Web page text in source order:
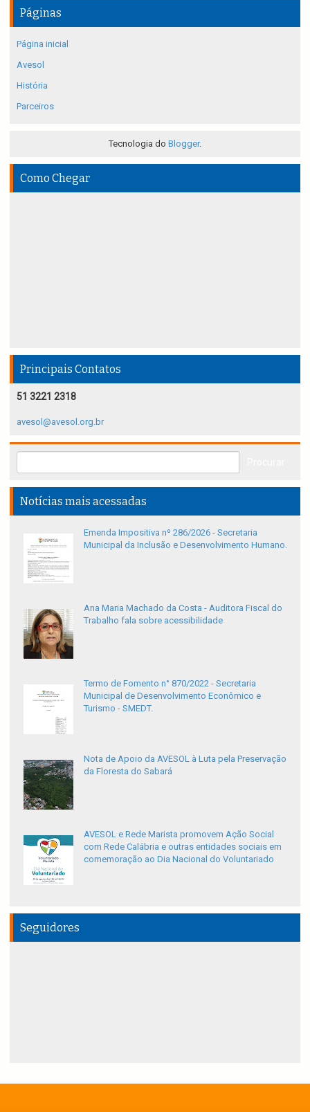
Páginas
Página inicial
Avesol
História
Parceiros
Tecnologia do Blogger.
Como Chegar
Principais Contatos
51 3221 2318
avesol@avesol.org.br
Notícias mais acessadas
Emenda Impositiva nº 286/2026 - Secretaria
Municipal da Inclusão e Desenvolvimento Humano.
Ana Maria Machado da Costa - Auditora Fiscal do
Trabalho fala sobre acessibilidade
Termo de Fomento n° 870/2022 - Secretaria
Municipal de Desenvolvimento Econômico e
Turismo - SMEDT.
Nota de Apoio da AVESOL à Luta pela Preservação
da Floresta do Sabará
AVESOL e Rede Marista promovem Ação Social
com Rede Calábria e outras entidades sociais em
comemoração ao Dia Nacional do Voluntariado
Seguidores